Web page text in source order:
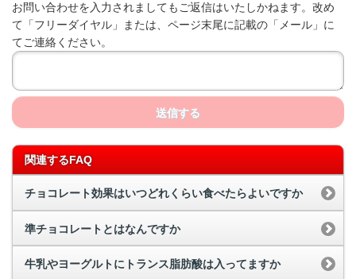
お問い合わせを入力されましてもご返信はいたしかねます。改め
て「フリーダイヤル」または、ページ末尾に記載の「メール」に
てご連絡ください。
送信する
関連するFAQ
チョコレート効果はいつどれくらい食べたらよいですか
準チョコレートとはなんですか
牛乳やヨーグルトにトランス脂肪酸は入ってますか